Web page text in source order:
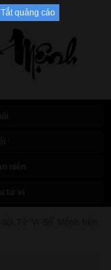
Tắt quảng cáo